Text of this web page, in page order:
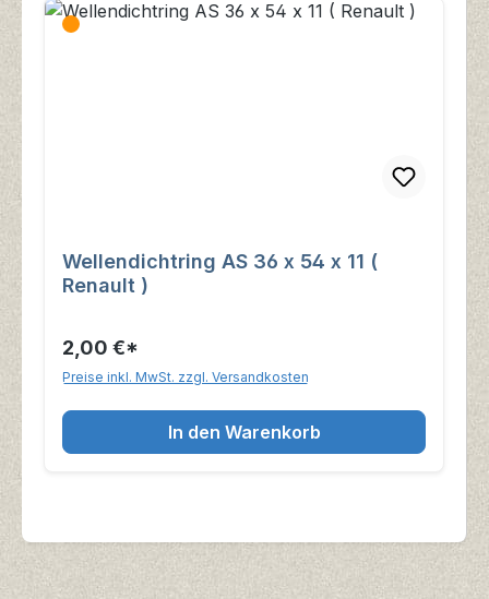
Wellendichtring AS 36 x 54 x 11 (
Renault )
2,00 €*
Preise inkl. MwSt. zzgl. Versandkosten
In den Warenkorb